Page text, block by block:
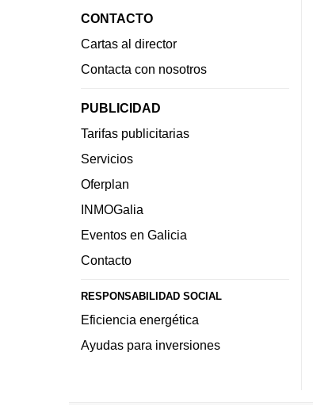
CONTACTO
Cartas al director
Contacta con nosotros
PUBLICIDAD
Tarifas publicitarias
Servicios
Oferplan
INMOGalia
Eventos en Galicia
Contacto
RESPONSABILIDAD SOCIAL
Eficiencia energética
Ayudas para inversiones